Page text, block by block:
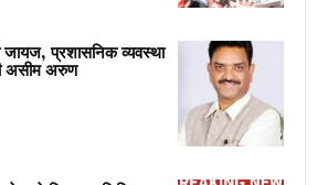
जायज, प्रशासनिक व्यवस्था
असीम अरुण